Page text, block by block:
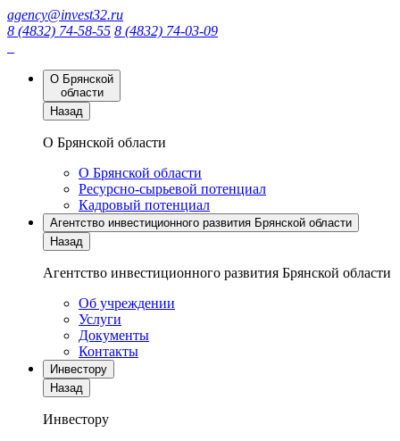
agency@invest32.ru
8 (4832) 74-58-55 8 (4832) 74-03-09
О Брянской
области
Назад
О Брянской области
О Брянской области
Ресурсно-сырьевой потенциал
Кадровый потенциал
Агентство инвестиционного развития Брянской области
Назад
Агентство инвестиционного развития Брянской области
Об учреждении
Услуги
Документы
Контакты
Инвестору
Назад
Инвестору